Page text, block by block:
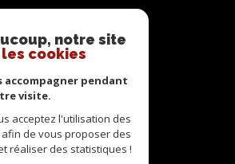
suivre
NOUS
adhérons
notre site
cookies
accompagner pendant
visite.
acceptez l'utilisation des
de vous proposer des
réaliser des statistiques !